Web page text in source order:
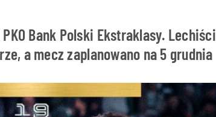
Bank Polski Ekstraklasy. Lechiści
a mecz zaplanowano na 5 grudnia